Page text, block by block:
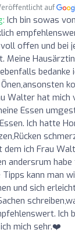
auf
Ich bin sowas
offen und bei
Meine
bedanke
Walter hat mich
Essen
Ich hatte
ich Frau
andersrum habe
kann man
und sich
Ich
mich sehr.❤️